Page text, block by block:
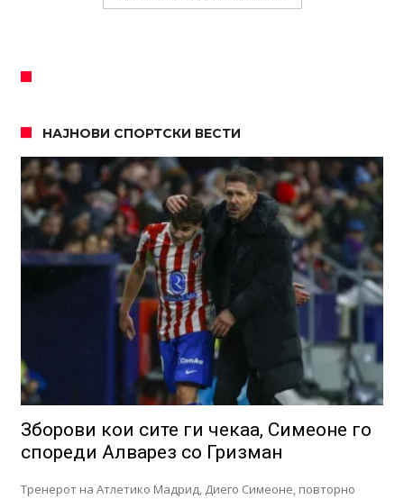
НАЈНОВИ СПОРТСКИ ВЕСТИ
Зборови кои сите ги чекаа, Симеоне го
спореди Алварез со Гризман
Тренерот на Атлетико Мадрид, Диего Симеоне, повторно